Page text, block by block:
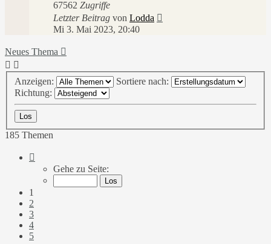
67562 Zugriffe
Letzter Beitrag von Lodda
Mi 3. Mai 2023, 20:40
Neues Thema
Anzeigen:
Sortiere nach:
Richtung:
185 Themen
von
Gehe zu Seite:
1
2
3
4
5